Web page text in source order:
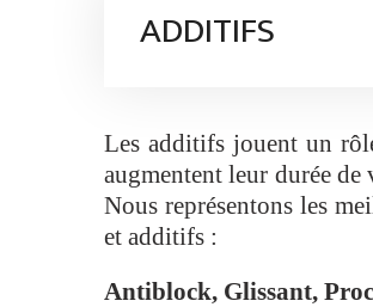
ADDITIFS
Les additifs jouent un
augmentent leur durée
Nous représentons les
et additifs :
Antiblock, Glissant,